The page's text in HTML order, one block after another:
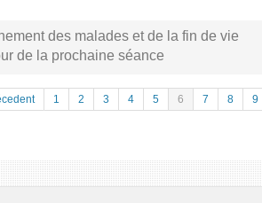
des malades et de la fin de vie
de la prochaine séance
1 2 3 4 5 6 7 8 9